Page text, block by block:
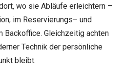
wo sie Abläufe erleichtern –
im Reservierungs– und
Gleichzeitig achten
Technik der persönliche
bleibt.